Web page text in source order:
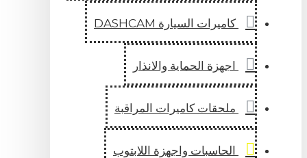
كاميرات السيارة DASHCAM
اجهزة الحماية والانذار
ملحقات كاميرات المراقبة
الحاسبات واجهزة اللابتوب